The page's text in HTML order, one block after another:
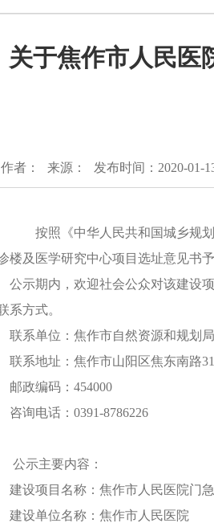
关于焦作市人民医
作者： 来源： 发布时间：2020-01-
按照《中华人民共和国城乡规
楼及医学研究中心项目选址意见书
公示期内，欢迎社会公众对该建设
系方式。
联系单位：焦作市自然资源和规划
联系地址：焦作市山阳区焦东南路
邮政编码：454000
咨询电话：0391-8786226
公示主要内容：
建设项目名称：焦作市人民医院门
建设单位名称：焦作市人民医院